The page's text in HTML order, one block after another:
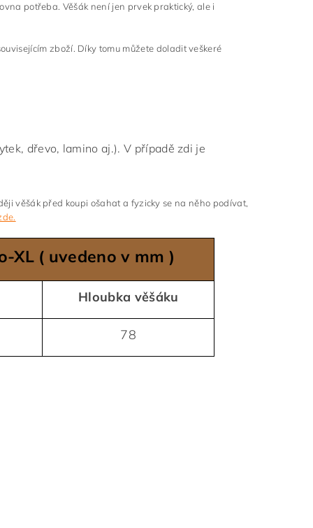
potřeba. Věšák není jen prvek praktický, ale i
zboží. Díky tomu můžete doladit veškeré
dřevo, lamino aj.). V případě zdi je
věšák před koupi ošahat a fyzicky se na něho podívat,
XL ( uvedeno v mm )
Hloubka věšáku
78